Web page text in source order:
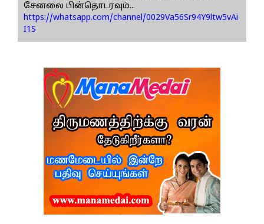
சேனலை பின்தொடரவும்...
https://whatsapp.com/channel/0029Va56Sr94Y9ltw5vAi
I1S